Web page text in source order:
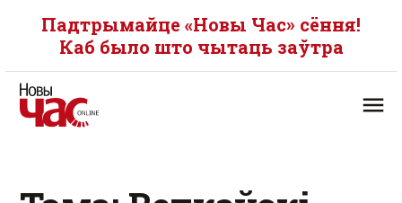
Падтрымайце «Новы Час» сёння!
Каб было што чытаць заўтра